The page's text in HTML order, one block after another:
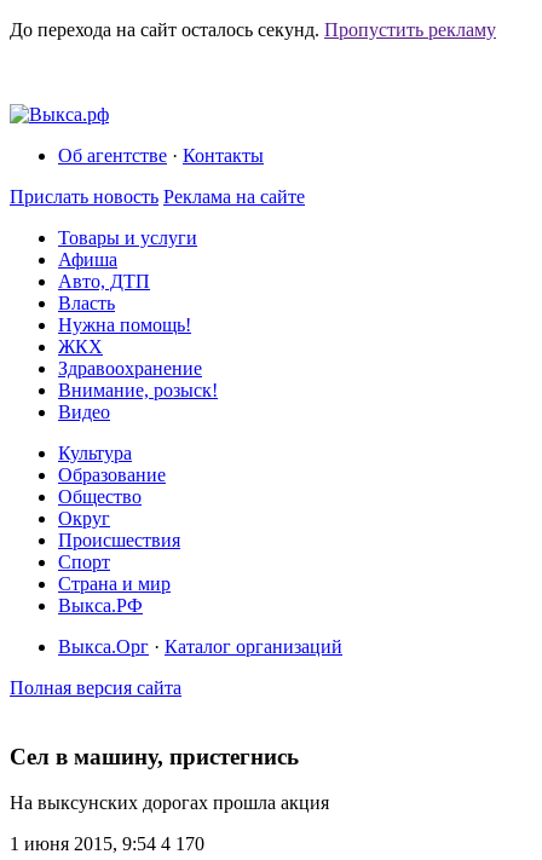
До перехода на сайт осталось секунд. Пропустить рекламу
Об агентстве · Контакты
Прислать новость Реклама на сайте
Товары и услуги
Афиша
Авто, ДТП
Власть
Нужна помощь!
ЖКХ
Здравоохранение
Внимание, розыск!
Видео
Культура
Образование
Общество
Округ
Происшествия
Спорт
Страна и мир
Выкса.РФ
Выкса.Орг · Каталог организаций
Полная версия сайта
Сел в машину, пристегнись
На выксунских дорогах прошла акция
1 июня 2015, 9:54 4 170